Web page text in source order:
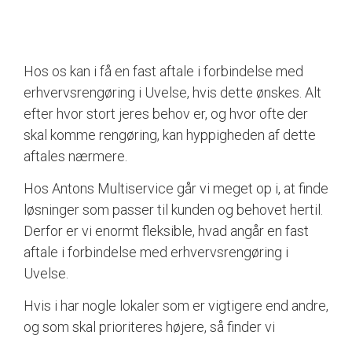
Hos os kan i få en fast aftale i forbindelse med
erhvervsrengøring i Uvelse, hvis dette ønskes. Alt
efter hvor stort jeres behov er, og hvor ofte der
skal komme rengøring, kan hyppigheden af dette
aftales nærmere.
Hos Antons Multiservice går vi meget op i, at finde
løsninger som passer til kunden og behovet hertil.
Derfor er vi enormt fleksible, hvad angår en fast
aftale i forbindelse med erhvervsrengøring i
Uvelse.
Hvis i har nogle lokaler som er vigtigere end andre,
og som skal prioriteres højere, så finder vi